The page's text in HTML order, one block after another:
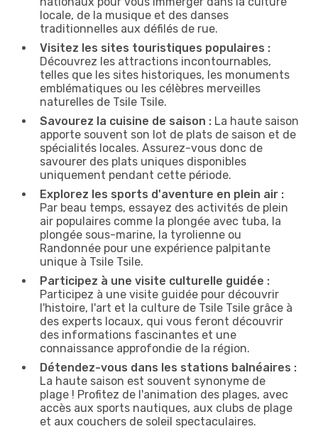
locale, de la musique et des danses
traditionnelles aux défilés de rue.
Visitez les sites touristiques populaires :
Découvrez les attractions incontournables,
telles que les sites historiques, les monuments
emblématiques ou les célèbres merveilles
naturelles de Tsile Tsile.
Savourez la cuisine de saison : La haute saison
apporte souvent son lot de plats de saison et de
spécialités locales. Assurez-vous donc de
savourer des plats uniques disponibles
uniquement pendant cette période.
Explorez les sports d'aventure en plein air :
Par beau temps, essayez des activités de plein
air populaires comme la plongée avec tuba, la
plongée sous-marine, la tyrolienne ou
Randonnée pour une expérience palpitante
unique à Tsile Tsile.
Participez à une visite culturelle guidée :
Participez à une visite guidée pour découvrir
l'histoire, l'art et la culture de Tsile Tsile grâce à
des experts locaux, qui vous feront découvrir
des informations fascinantes et une
connaissance approfondie de la région.
Détendez-vous dans les stations balnéaires :
La haute saison est souvent synonyme de
plage ! Profitez de l'animation des plages, avec
accès aux sports nautiques, aux clubs de plage
et aux couchers de soleil spectaculaires.